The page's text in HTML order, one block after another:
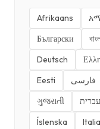
Afrikaans
Български
Deutsch
Eesti
فارسی
ગુજરાતી
עברית
Íslenska